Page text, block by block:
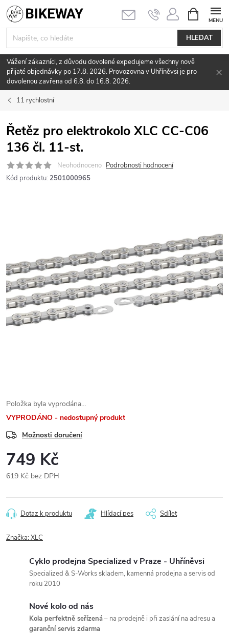
Přejít
na
obsah
HLEDAT
NÁKUPNÍ
KOŠÍK
Vážení zákazníci, z důvodu dovolené expedujeme všechny nově
přijaté objednávky po 17.8. 2026. Provozovna v Uhříněvsi je pro
dovolenou zavřena od 6.8. do 16.8. 2026.
11 rychlostní
Řetěz pro elektrokolo XLC CC-C06
136 čl. 11-st.
Neohodnoceno Podrobnosti hodnocení
Kód produktu: 2501000965
Položka byla vyprodána…
VYPRODÁNO - nedostupný produkt
Možnosti doručení
749 Kč
619 Kč bez DPH
cena:
Dotaz k produktu Hlídací pes Sdílet
Značka:XLC
Cyklo prodejna Specialized v Praze - Uhříněvsi
Specialized & S-Works skladem, kamenná prodejna a servis od
roku 2010
Nové kolo od nás
Kola perfektně seřízená– na prodejně i při zaslání na adresu a
garanční servis zdarma